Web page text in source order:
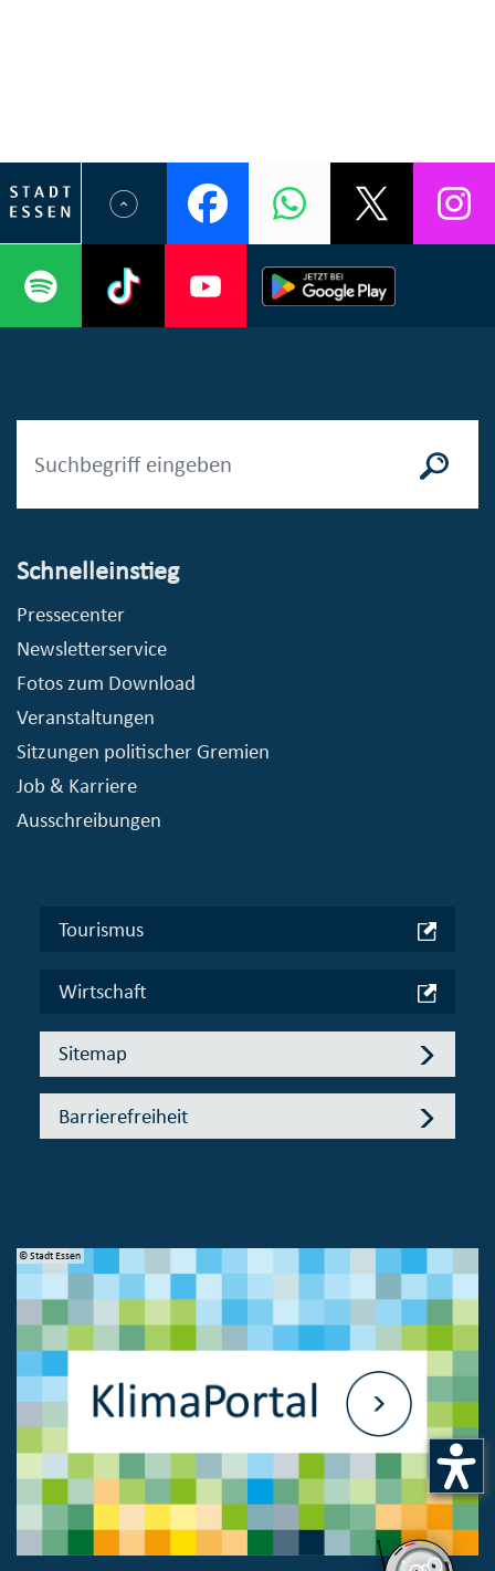
Schnelleinstieg
Pressecenter
Newsletterservice
Fotos zum Download
Veranstaltungen
Sitzungen politischer Gremien
Job & Karriere
Ausschreibungen
Tourismus
Wirtschaft
Sitemap
Barrierefreiheit
© Stadt Essen